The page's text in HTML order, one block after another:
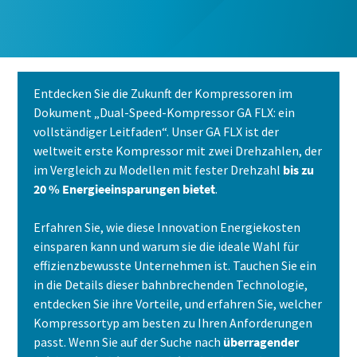
Entdecken Sie die Zukunft der Kompressoren im
Dokument „Dual-Speed-Kompressor GA FLX: ein
vollständiger Leitfaden“. Unser GA FLX ist der
weltweit erste Kompressor mit zwei Drehzahlen, der
im Vergleich zu Modellen mit fester Drehzahl bis zu
20 % Energieeinsparungen bietet.
Erfahren Sie, wie diese Innovation Energiekosten
einsparen kann und warum sie die ideale Wahl für
effizienzbewusste Unternehmen ist. Tauchen Sie ein
in die Details dieser bahnbrechenden Technologie,
entdecken Sie ihre Vorteile, und erfahren Sie, welcher
Kompressortyp am besten zu Ihren Anforderungen
passt. Wenn Sie auf der Suche nach überragender
Pflichtfelder.
Persönliche Angaben
Vorname
Nachname
E-Mail
Telefon